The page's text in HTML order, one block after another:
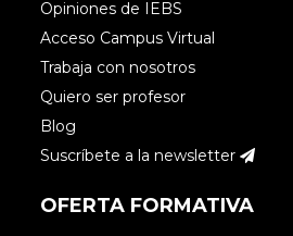
Opiniones de IEBS
Acceso Campus Virtual
Trabaja con nosotros
Quiero ser profesor
Blog
Suscríbete a la newsletter
OFERTA FORMATIVA